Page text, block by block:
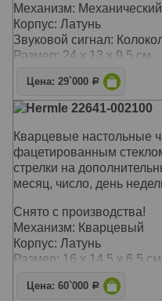
Механизм: Механический
Корпус: Латунь
Звуковой сигнал:
Размер: 24 х 13 х 9.5 см
Цена: 29`000 Р
Hermle 22641-002100
Кварцевые настольные
фацетированным
стрелки на
месяц, число, день
Снято с производства!
Механизм: Кварцевый
Корпус: Латунь
Размер: 16 х 14,5 х 6,5 см
Цена: 60`000 Р